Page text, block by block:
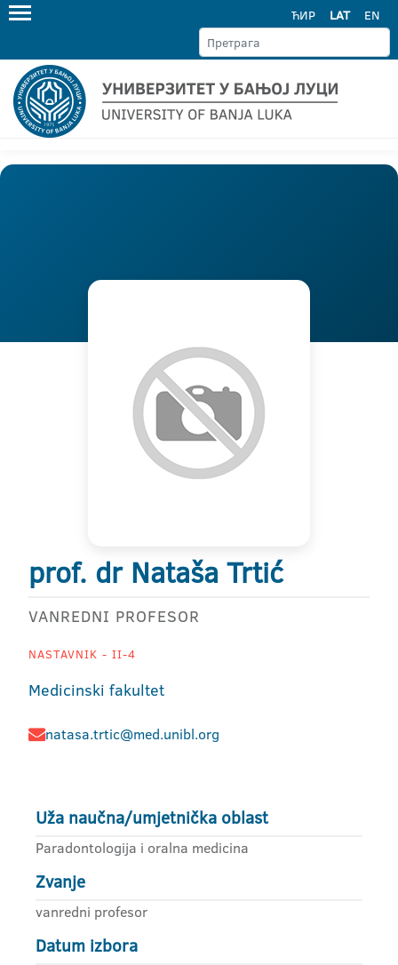
ЋИР LAT EN
prof. dr Nataša Trtić
VANREDNI PROFESOR
NASTAVNIK - II-4
Medicinski fakultet
natasa.trtic@med.unibl.org
Uža naučna/umjetnička oblast
Paradontologija i oralna medicina
Zvanje
vanredni profesor
Datum izbora